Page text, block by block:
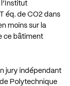
éq. de CO2 dans
moins sur la
ce bâtiment
jury indépendant
Polytechnique